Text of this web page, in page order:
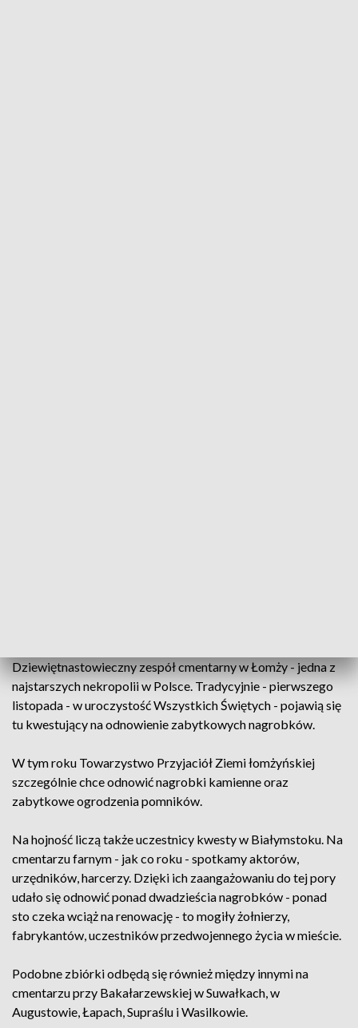
Dziewiętnastowieczny zespół cmentarny w Łomży - jedna z
najstarszych nekropolii w Polsce. Tradycyjnie - pierwszego
listopada - w uroczystość Wszystkich Świętych - pojawią się
tu kwestujący na odnowienie zabytkowych nagrobków.
W tym roku Towarzystwo Przyjaciół Ziemi łomżyńskiej
szczególnie chce odnowić nagrobki kamienne oraz
zabytkowe ogrodzenia pomników.
Na hojność liczą także uczestnicy kwesty w Białymstoku. Na
cmentarzu farnym - jak co roku - spotkamy aktorów,
urzędników, harcerzy. Dzięki ich zaangażowaniu do tej pory
udało się odnowić ponad dwadzieścia nagrobków - ponad
sto czeka wciąż na renowację - to mogiły żołnierzy,
fabrykantów, uczestników przedwojennego życia w mieście.
Podobne zbiórki odbędą się również między innymi na
cmentarzu przy Bakałarzewskiej w Suwałkach, w
Augustowie, Łapach, Supraślu i Wasilkowie.